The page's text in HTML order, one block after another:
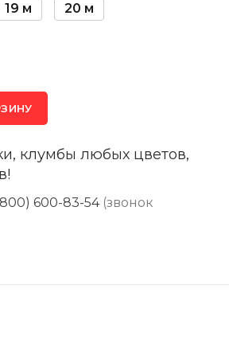
19 м 20 м
клумбы любых цветов,
600-83-54(звонок